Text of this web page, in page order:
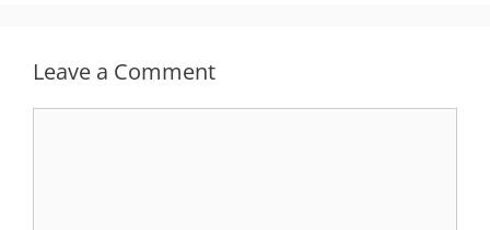
Leave a Comment